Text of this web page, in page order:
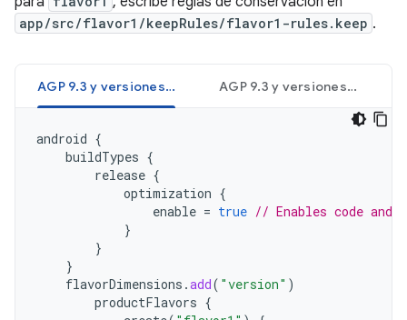
app/src/flavor1/keepRules/flavor1-rules.keep .
AGP 9.3 y versiones posteriores (Kotlin) AGP 9.3 y versiones posteriores (Groovy)
android {
buildTypes {
release {
optimization {
enable = true // Enables code and
}
}
}
flavorDimensions .add( "version" )
productFlavors {